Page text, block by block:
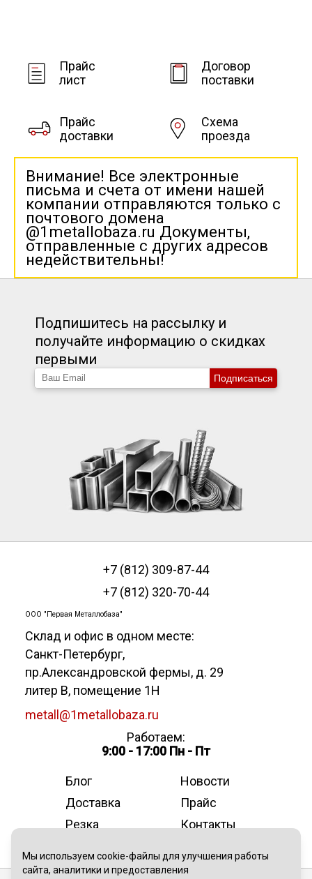
Прайс
лист
Договор
поставки
Прайс
доставки
Схема
проезда
Внимание! Все электронные
письма и счета от имени нашей
компании отправляются только с
почтового домена
@1metallobaza.ru Документы,
отправленные с других адресов
недействительны!
Подпишитесь на рассылку и
получайте информацию о скидках
первыми
Подписаться
+7 (812) 309-87-44
+7 (812) 320-70-44
ООО "Первая Металлобаза"
Склад и офис в одном месте:
Санкт-Петербург,
пр.Александровской фермы, д. 29
литер В, помещение 1Н
metall@1metallobaza.ru
Работаем:
9:00 - 17:00 Пн - Пт
Блог
Новости
Доставка
Прайс
Резка
Контакты
Мы используем cookie-файлы для улучшения работы
сайта, аналитики и предоставления